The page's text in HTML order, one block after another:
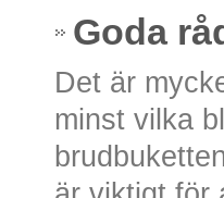
Goda
Det är
minst vilka